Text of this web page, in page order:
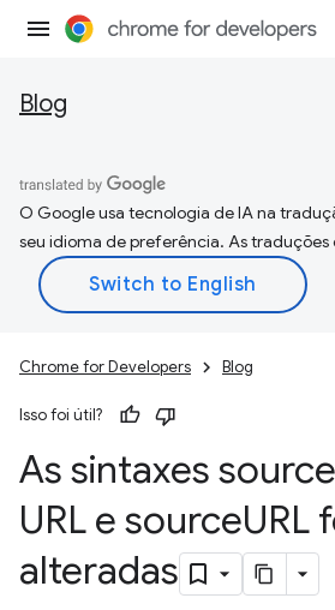
Blog
O Google usa tecnologia de IA na
seu idioma de preferência. As traduções
Chrome for Developers Blog
Isso foi útil?
As sintaxes source
URL e sourceURL
alteradas